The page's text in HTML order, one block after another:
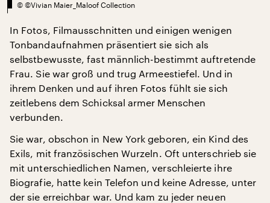
© ©Vivian Maier_Maloof Collection
In Fotos, Filmausschnitten und einigen wenigen
Tonbandaufnahmen präsentiert sie sich als
selbstbewusste, fast männlich-bestimmt auftretende
Frau. Sie war groß und trug Armeestiefel. Und in
ihrem Denken und auf ihren Fotos fühlt sie sich
zeitlebens dem Schicksal armer Menschen
verbunden.
Sie war, obschon in New York geboren, ein Kind des
Exils, mit französischen Wurzeln. Oft unterschrieb sie
mit unterschiedlichen Namen, verschleierte ihre
Biografie, hatte kein Telefon und keine Adresse, unter
der sie erreichbar war. Und kam zu jeder neuen